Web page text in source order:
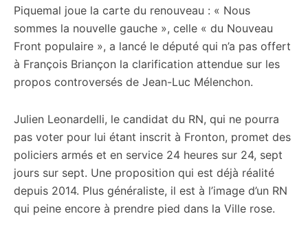
Piquemal joue la carte du renouveau : « Nous
sommes la nouvelle gauche », celle « du Nouveau
Front populaire », a lancé le député qui n’a pas offert
à François Briançon la clarification attendue sur les
propos controversés de Jean-Luc Mélenchon.
Julien Leonardelli, le candidat du RN, qui ne pourra
pas voter pour lui étant inscrit à Fronton, promet des
policiers armés et en service 24 heures sur 24, sept
jours sur sept. Une proposition qui est déjà réalité
depuis 2014. Plus généraliste, il est à l’image d’un RN
qui peine encore à prendre pied dans la Ville rose.